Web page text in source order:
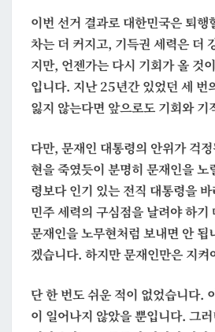
이번 선거 결과로 대한민국은 퇴행
차는 더 커지고, 기득권 세력은 더
지만, 언젠가는 다시 기회가 올 것
입니다. 지난 25년간 있었던 세 번
잃지 않는다면 앞으로도 기회와 기
다만, 문재인 대통령의 안위가 걱
현을 죽였듯이 분명히 문재인을 노
령보다 인기 있는 전직 대통령을
민주 세력의 구심점을 날려야 하기
문재인을 노무현처럼 보내면 안 됩
겠습니다. 하지만 문재인만은 지켜
단 한 번도 쉬운 적이 없었습니다.
이 일어나지 않았을 뿐입니다. 그